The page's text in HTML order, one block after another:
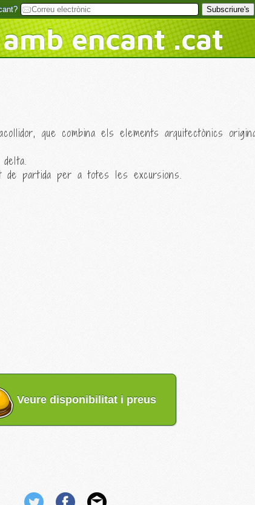
encant .cat
que combina els elements arquitectònics
partida per a totes les excursions.
Veure disponibilitat i preus